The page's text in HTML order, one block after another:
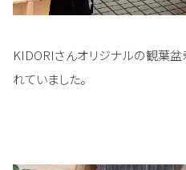
KIDORIさんオリジナルの観葉
れていました。